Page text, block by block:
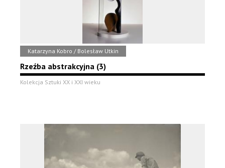
Katarzyna Kobro / Bolesław Utkin
Rzeźba abstrakcyjna (3)
Kolekcja Sztuki XX i XXI wieku